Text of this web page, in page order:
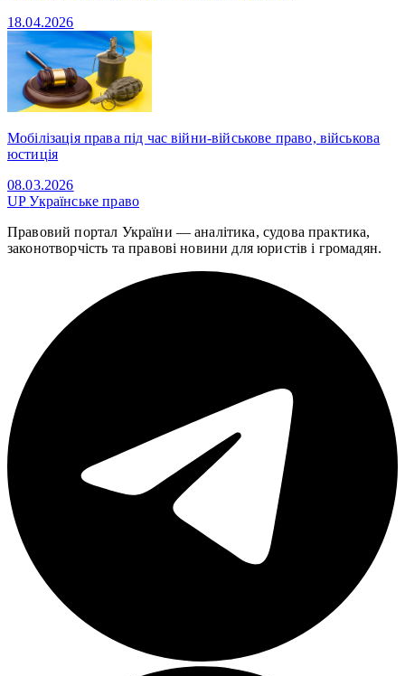
18.04.2026
Мобілізація права під час війни-військове право, військова
юстиція
08.03.2026
UPУкраїнське право
Правовий портал України — аналітика, судова практика,
законотворчість та правові новини для юристів і громадян.